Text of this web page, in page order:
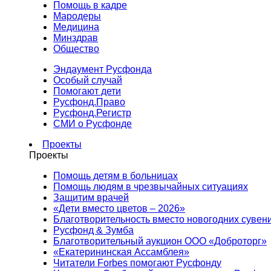
Помощь в кадре
Мародеры
Медицина
Минздрав
Общество
Эндаумент Русфонда
Особый случай
Помогают дети
Русфонд.Право
Русфонд.Регистр
СМИ о Русфонде
Проекты
Проекты
Помощь детям в больницах
Помощь людям в чрезвычайных ситуациях
Защитим врачей
«Дети вместо цветов – 2026»
Благотворительность вместо новогодних
Русфонд & Зумба
Благотворительный аукцион ООО «Доброторг»
«Екатерининская Ассамблея»
Читатели Forbes помогают Русфонду